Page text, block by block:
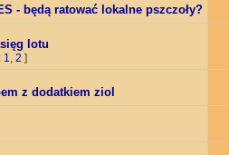
- będą ratować lokalne pszczoły?
lotu
1, 2 ]
z dodatkiem ziol